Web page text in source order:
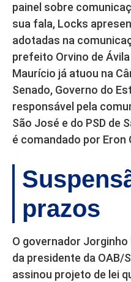
painel sobre
sua fala, Locks
adotadas na
prefeito Orvino de
Maurício já atuou na
Senado, Governo do
responsável pela
São José e do PSD de
é comandado por Eron
prazos
O governador
da presidente da OAB/
assinou projeto de lei